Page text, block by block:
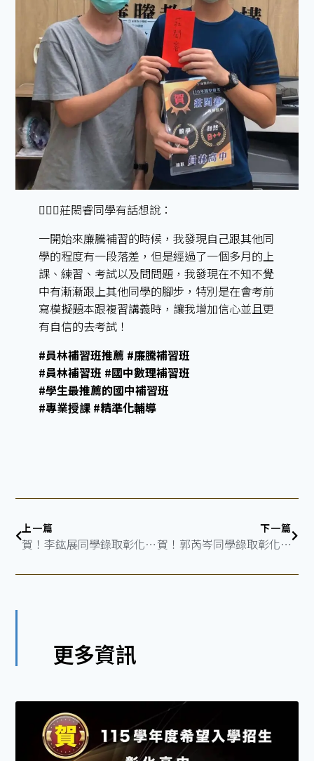
🙋🏻‍♂️莊閎睿同學有話想說：
一開始來廉騰補習的時候，我發現自己跟其他同
學的程度有一段落差，但是經過了一個多月的上
課、練習、考試以及問問題，我發現在不知不覺
中有漸漸跟上其他同學的腳步，特別是在會考前
寫模擬題本跟複習講義時，讓我增加信心並且更
有自信的去考試！
#員林補習班推薦 #廉騰補習班
#員林補習班 #國中數理補習班
#學生最推薦的國中補習班
#專業授課 #精準化輔導
上一篇
賀！李鈜展同學錄取彰化高中
下一篇
賀！郭芮岑同學錄取彰化女中
更多資訊